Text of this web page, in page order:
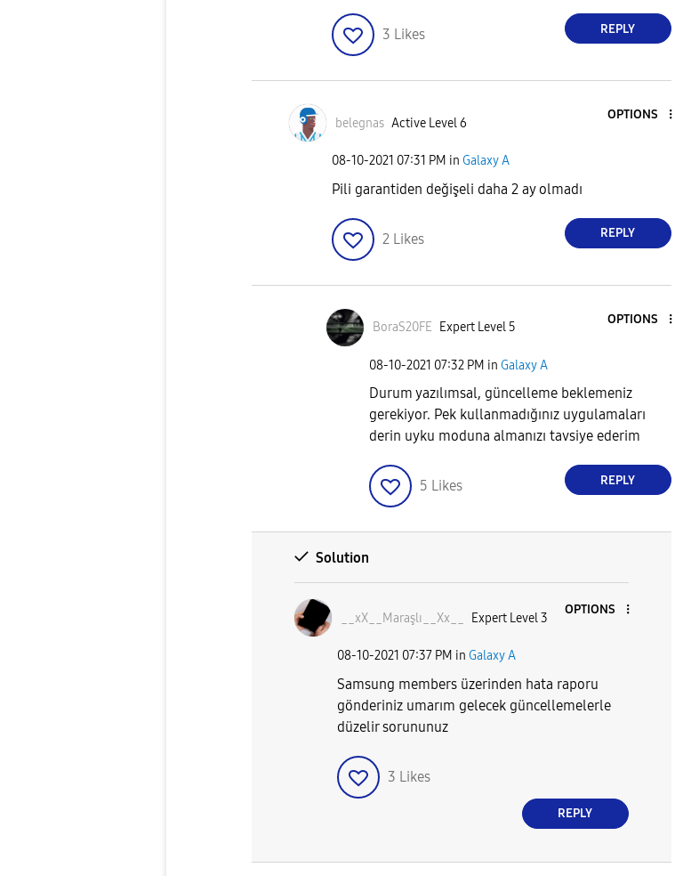
3 Likes REPLY
belegnas Active Level 6
OPTIONS
‎08-10-2021 07:31 PM in Galaxy A
Pili garantiden değişeli daha 2 ay olmadı
2 Likes REPLY
BoraS20FE Expert Level 5
OPTIONS
‎08-10-2021 07:32 PM in Galaxy A
Durum yazılımsal, güncelleme beklemeniz
gerekiyor. Pek kullanmadığınız uygulamaları
derin uyku moduna almanızı tavsiye ederim
5 Likes REPLY
Solution
__xX__Maraşlı__ Xx__ Expert Level 3
OPTIONS
‎08-10-2021 07:37 PM in Galaxy A
Samsung members üzerinden hata raporu
gönderiniz umarım gelecek güncellemelerle
düzelir sorununuz
3 Likes
REPLY